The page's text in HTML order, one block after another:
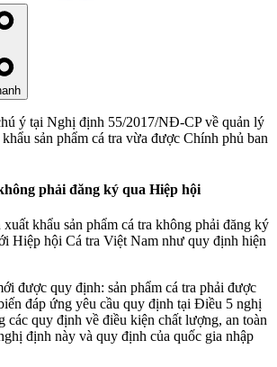
ý tại Nghị định 55/2017/NĐ-CP về quản lý
sản phẩm cá tra vừa được Chính phủ ban
phải đăng ký qua Hiệp hội
khẩu sản phẩm cá tra không phải đăng ký
Hiệp hội Cá tra Việt Nam như quy định hiện
được quy định: sản phẩm cá tra phải được
đáp ứng yêu cầu quy định tại Điều 5 nghị
các quy định về điều kiện chất lượng, an toàn
định này và quy định của quốc gia nhập